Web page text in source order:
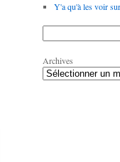
Y'a qu'à les voir
Archives